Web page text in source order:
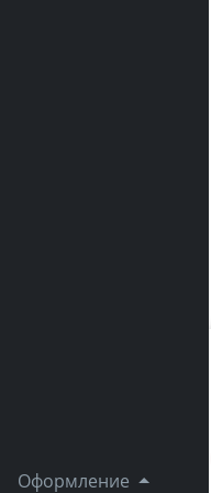
Оформление